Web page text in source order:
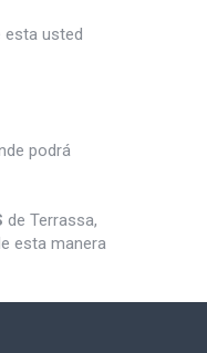
esta usted
podrá
de Terrassa,
esta manera